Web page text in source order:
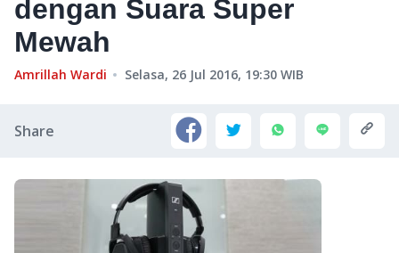
dengan Suara Super
Mewah
Amrillah Wardi Selasa, 26 Jul 2016, 19:30 WIB
Share